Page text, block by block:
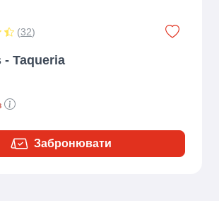
(32)
- Taqueria
Забронювати